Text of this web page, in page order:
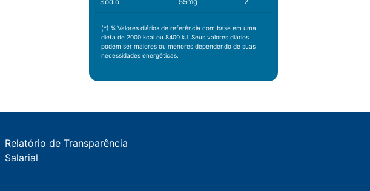
(*) % Valores diários de referência com base em uma
dieta de 2000 kcal ou 8400 kJ. Seus valores diários
podem ser maiores ou menores dependendo de suas
necessidades energéticas.
Relatório de Transparência
Salarial